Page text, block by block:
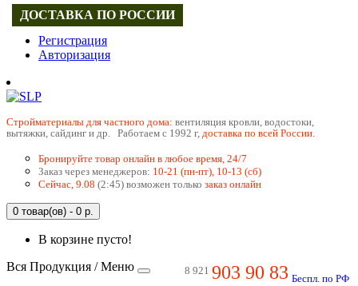
Регистрация
Авторизация
Cтройматериалы для частного дома: вентиляция кровли, водостоки,
вытяжки, сайдинг и др. Работаем с 1992 г, доставка по всей России.
Бронируйте товар онлайн в любое время, 24/7
Заказ через менеджеров: 10-21 (пн-пт), 10-13 (сб)
Сейчас, 9.08 (2:45) возможен только заказ онлайн
0 товар(ов) - 0 р.
В корзине пусто!
8 921 903 90 83 Беспл. по РФ
Вся Продукция / Меню
ДОСТАВКА ПО РОССИИ